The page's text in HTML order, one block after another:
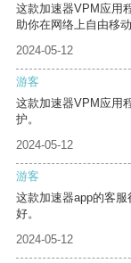
这款加速器VPM应用
助你在网络上自由移动
2024-05-12
游客
这款加速器VPM应用
护。
2024-05-12
游客
这款加速器app的客
好。
2024-05-12